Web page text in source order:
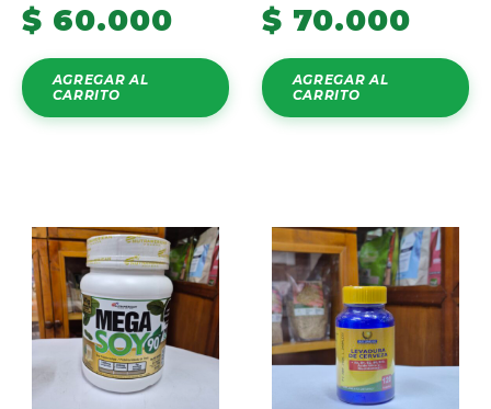
$ 60.000
AGREGAR AL
CARRITO
$ 70.000
AGREGAR AL
CARRITO